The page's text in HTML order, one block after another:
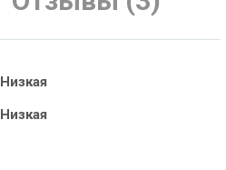
Низкая
Низкая